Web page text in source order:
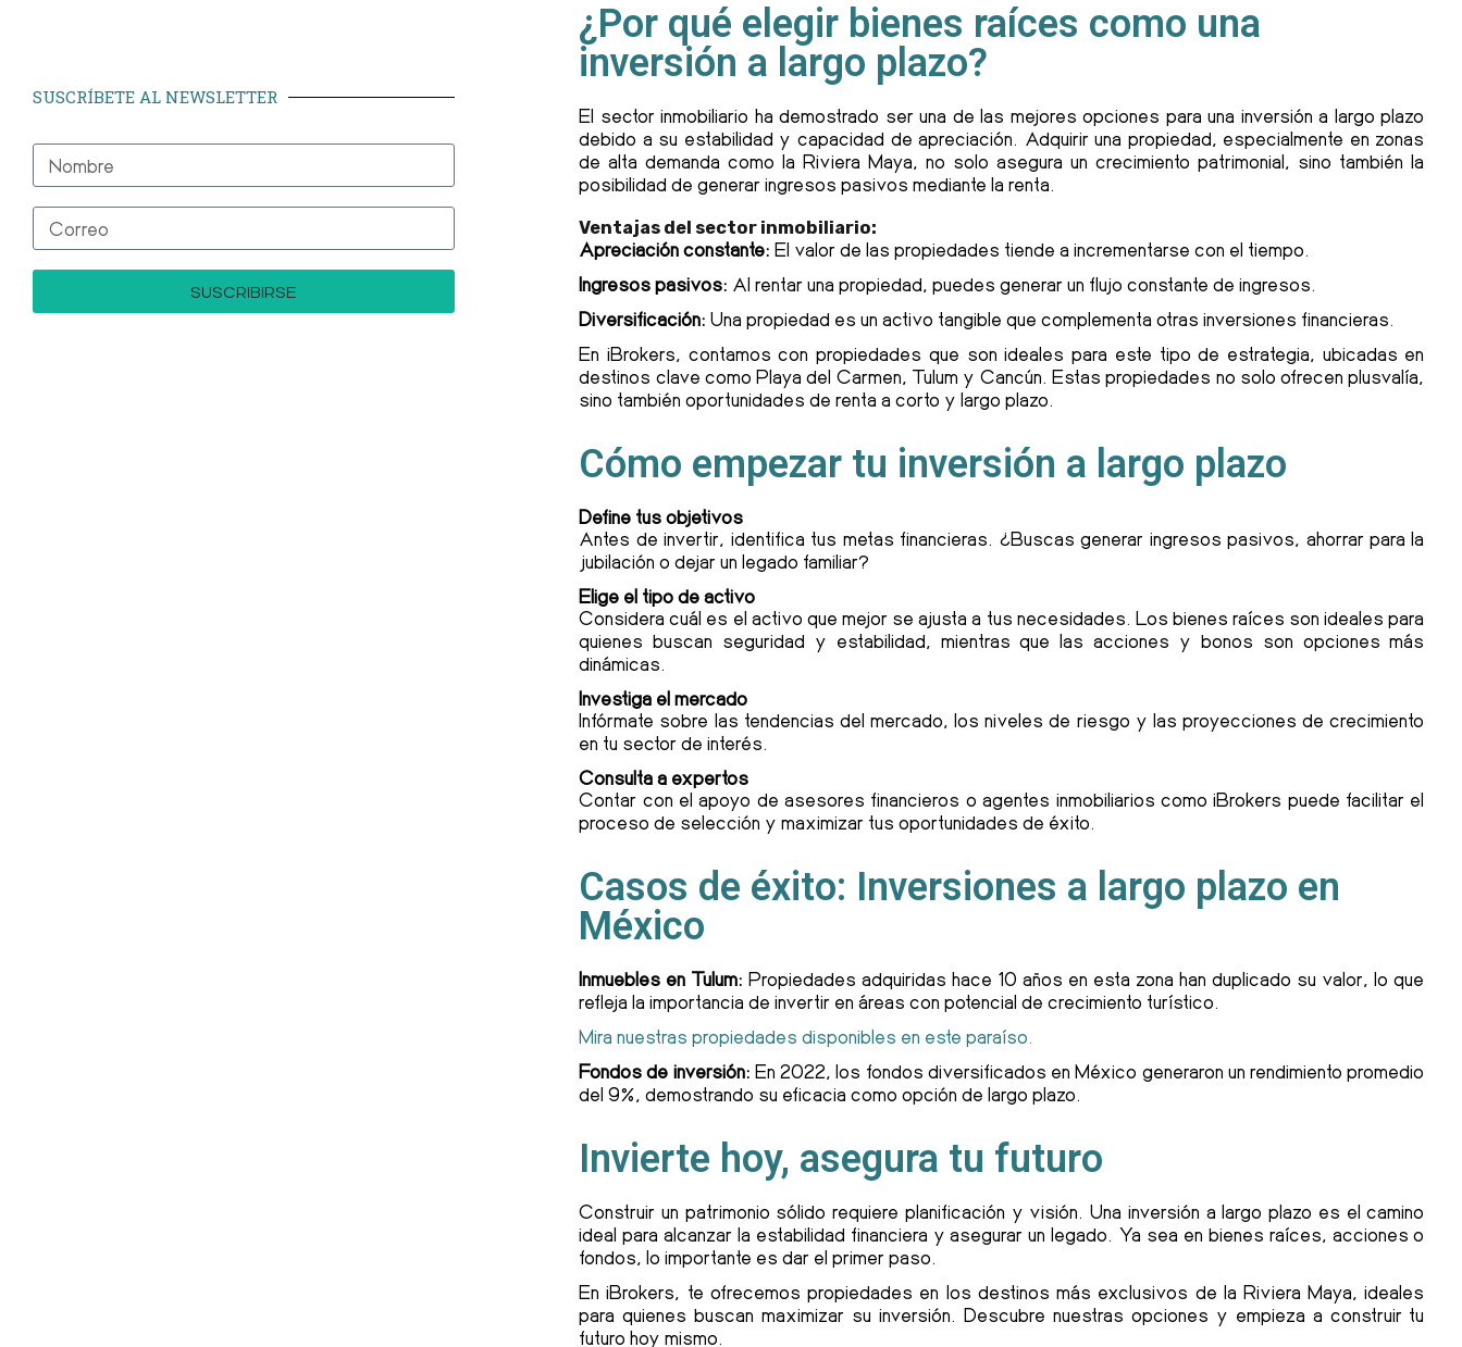
SUSCRÍBETE AL NEWSLETTER
SUSCRIBIRSE
¿Por qué elegir bienes raíces como una
inversión a largo plazo?
El sector inmobiliario ha demostrado ser una de las mejores opciones para una inversión a largo plazo
debido a su estabilidad y capacidad de apreciación. Adquirir una propiedad, especialmente en zonas
de alta demanda como la Riviera Maya, no solo asegura un crecimiento patrimonial, sino también la
posibilidad de generar ingresos pasivos mediante la renta.
Ventajas del sector inmobiliario:
Apreciación constante: El valor de las propiedades tiende a incrementarse con el tiempo.
Ingresos pasivos: Al rentar una propiedad, puedes generar un flujo constante de ingresos.
Diversificación: Una propiedad es un activo tangible que complementa otras inversiones financieras.
En iBrokers, contamos con propiedades que son ideales para este tipo de estrategia, ubicadas en
destinos clave como Playa del Carmen, Tulum y Cancún. Estas propiedades no solo ofrecen plusvalía,
sino también oportunidades de renta a corto y largo plazo.
Cómo empezar tu inversión a largo plazo
Define tus objetivos
Antes de invertir, identifica tus metas financieras. ¿Buscas generar ingresos pasivos, ahorrar para la
jubilación o dejar un legado familiar?
Elige el tipo de activo
Considera cuál es el activo que mejor se ajusta a tus necesidades. Los bienes raíces son ideales para
quienes buscan seguridad y estabilidad, mientras que las acciones y bonos son opciones más
dinámicas.
Investiga el mercado
Infórmate sobre las tendencias del mercado, los niveles de riesgo y las proyecciones de crecimiento
en tu sector de interés.
Consulta a expertos
Contar con el apoyo de asesores financieros o agentes inmobiliarios como iBrokers puede facilitar el
proceso de selección y maximizar tus oportunidades de éxito.
Casos de éxito: Inversiones a largo plazo en
México
Inmuebles en Tulum: Propiedades adquiridas hace 10 años en esta zona han duplicado su valor, lo que
refleja la importancia de invertir en áreas con potencial de crecimiento turístico.
Mira nuestras propiedades disponibles en este paraíso.
Fondos de inversión: En 2022, los fondos diversificados en México generaron un rendimiento promedio
del 9%, demostrando su eficacia como opción de largo plazo.
Invierte hoy, asegura tu futuro
Construir un patrimonio sólido requiere planificación y visión. Una inversión a largo plazo es el camino
ideal para alcanzar la estabilidad financiera y asegurar un legado. Ya sea en bienes raíces, acciones o
fondos, lo importante es dar el primer paso.
En iBrokers, te ofrecemos propiedades en los destinos más exclusivos de la Riviera Maya, ideales
para quienes buscan maximizar su inversión. Descubre nuestras opciones y empieza a construir tu
futuro hoy mismo.